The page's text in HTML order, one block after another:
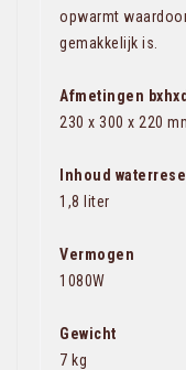
opwarmt
gemakkelijk is.
Afmetingen bxhxd
230 x 300 x 220
Inhoud
1,8 liter
Vermogen
1080W
Gewicht
7 kg